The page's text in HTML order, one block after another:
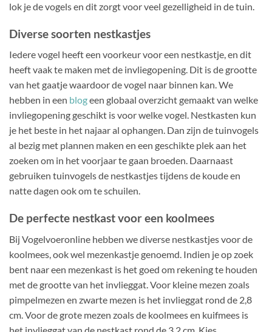
lok je de vogels en dit zorgt voor veel gezelligheid in de tuin.
Diverse soorten nestkastjes
Iedere vogel heeft een voorkeur voor een nestkastje, en dit
heeft vaak te maken met de invliegopening. Dit is de grootte
van het gaatje waardoor de vogel naar binnen kan. We
hebben in een blogeen globaal overzicht gemaakt van welke
invliegopening geschikt is voor welke vogel. Nestkasten kun
je het beste in het najaar al ophangen. Dan zijn de tuinvogels
al bezig met plannen maken en een geschikte plek aan het
zoeken om in het voorjaar te gaan broeden. Daarnaast
gebruiken tuinvogels de nestkastjes tijdens de koude en
natte dagen ook om te schuilen.
De perfecte nestkast voor een koolmees
Bij Vogelvoeronline hebben we diverse nestkastjes voor de
koolmees, ook wel mezenkastje genoemd. Indien je op zoek
bent naar een mezenkast is het goed om rekening te houden
met de grootte van het invlieggat. Voor kleine mezen zoals
pimpelmezen en zwarte mezen is het invlieggat rond de 2,8
cm. Voor de grote mezen zoals de koolmees en kuifmees is